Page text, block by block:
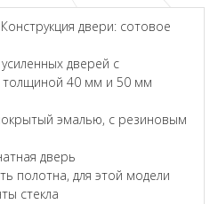
двери: сотовое
дверей с
толщиной 40 мм и 50 мм
эмалью, с резиновым
дверь
полотна, для этой модели
стекла